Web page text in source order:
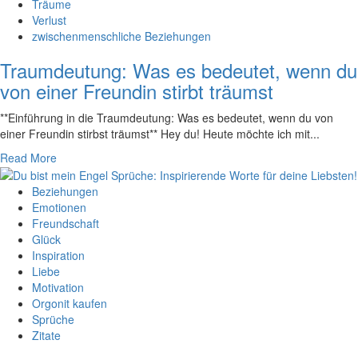
Träume
Verlust
zwischenmenschliche Beziehungen
Traumdeutung: Was es bedeutet, wenn du
von einer Freundin stirbt träumst
**Einführung in die Traumdeutung: Was es bedeutet,⁢ wenn⁢ du von
einer Freundin stirbst träumst** Hey du! Heute möchte ich mit...
Read More
Beziehungen
Emotionen
Freundschaft
Glück
Inspiration
Liebe
Motivation
Orgonit kaufen
Sprüche
Zitate